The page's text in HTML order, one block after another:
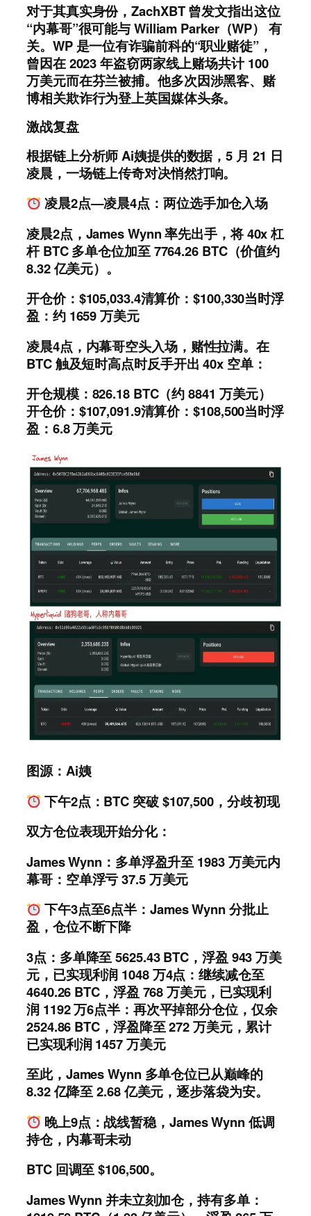
对于其真实身份，ZachXBT 曾发文指出这位
“内幕哥”很可能与 William Parker（WP） 有
关。WP 是一位有诈骗前科的“职业赌徒”，
曾因在 2023 年盗窃两家线上赌场共计 100
万美元而在芬兰被捕。他多次因涉黑客、赌
博相关欺诈行为登上英国媒体头条。
激战复盘
根据链上分析师 Ai姨提供的数据，5 月 21 日
凌晨，一场链上传奇对决悄然打响。
凌晨2点—凌晨4点： 两位选手加仓入场
凌晨2点，James Wynn 率先出手，将 40x 杠
杆 BTC 多单仓位加至 7764.26 BTC（价值约
8.32 亿美元）。
开仓价：$105,033.4清算价：$100,330当时浮
盈：约 1659 万美元
凌晨4点，内幕哥空头入场，赌性拉满。在
BTC 触及短时高点时反手开出 40x 空单：
开仓规模：826.18 BTC（约 8841 万美元）
开仓价：$107,091.9清算价：$108,500当时浮
盈：6.8 万美元
图源：Ai姨
下午2点：BTC 突破 $107,500，分歧初现
双方仓位表现开始分化：
James Wynn：多单浮盈升至 1983 万美元内
幕哥：空单浮亏 37.5 万美元
下午3点至6点半：James Wynn 分批止
盈，仓位不断下降
3点：多单降至 5625.43 BTC，浮盈 943 万美
元，已实现利润 1048 万4点：继续减仓至
4640.26 BTC，浮盈 768 万美元，已实现利
润 1192 万6点半：再次平掉部分仓位，仅余
2524.86 BTC，浮盈降至 272 万美元，累计
已实现利润 1457 万美元
至此，James Wynn 多单仓位已从巅峰的
8.32 亿降至 2.68 亿美元，逐步落袋为安。
晚上9点：战线暂稳，James Wynn 低调
持仓，内幕哥未动
BTC 回调至 $106,500。
James Wynn 并未立刻加仓，持有多单：